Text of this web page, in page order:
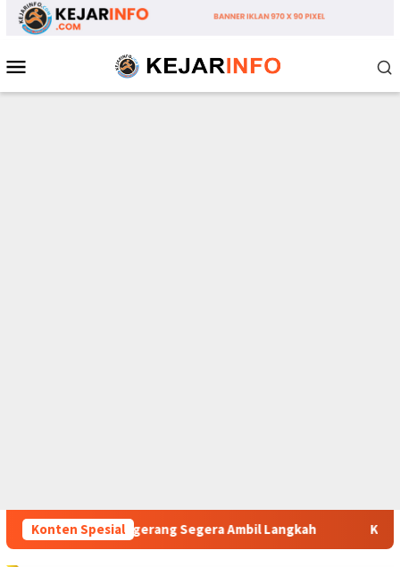
Loncat
Mobile
Konten Spesial
Ambil Langkah Komitmen Polsek Tigaraksa